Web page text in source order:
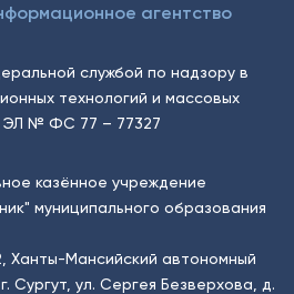
агентство
службой по надзору в
технологий и массовых
ЭЛ № ФС 77 – 77327
казённое учреждение
муниципального образования
Ханты-Мансийский автономный
Сургут, ул. Сергея Безверхова, д.